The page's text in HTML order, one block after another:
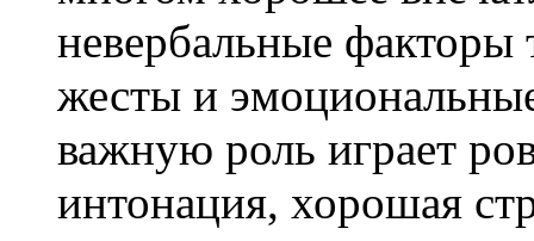
невербальные
жесты и
важную роль играет
интонация, хорошая